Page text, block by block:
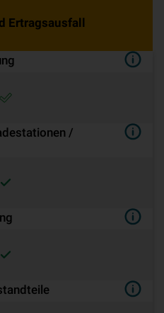
Ertragsausfall
/